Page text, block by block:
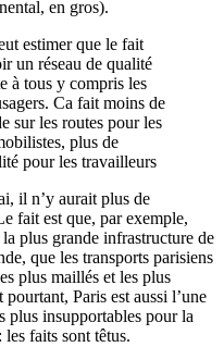
en gros).
estimer que le fait
un réseau de qualité
à tous y compris les
Ca fait moins de
sur les routes pour les
plus de
pour les travailleurs
il n’y aurait plus de
fait est que, par exemple,
la plus grande infrastructure de
que les transports parisiens
plus maillés et les plus
Paris est aussi l’une
plus insupportables pour la
faits sont têtus.